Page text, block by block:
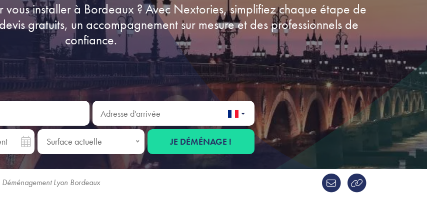
installer à Bordeaux ? Avec Nextories, simplifiez chaque étape de
gratuits, un accompagnement sur mesure et des professionnels de
confiance.
Adresse d'arrivée
Surface actuelle
Surface actuelle JE DÉMÉNAGE !
Déménagement Lyon Bordeaux